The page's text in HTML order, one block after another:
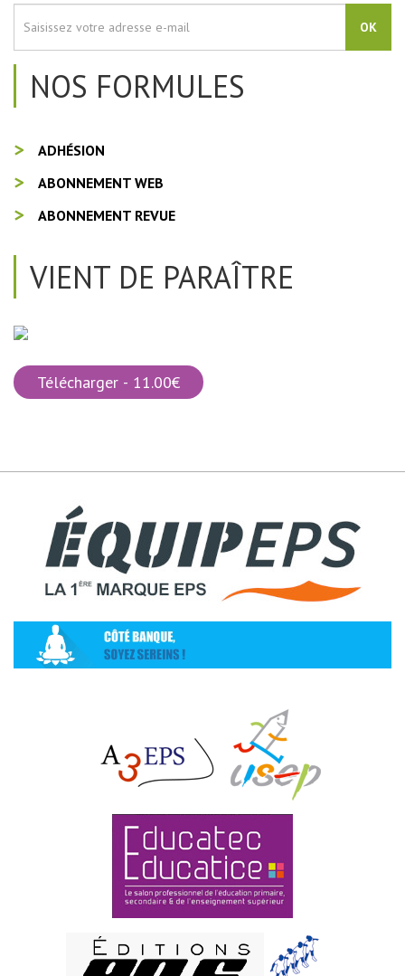
OK
NOS FORMULES
ADHÉSION
ABONNEMENT WEB
ABONNEMENT REVUE
VIENT DE PARAÎTRE
Télécharger - 11.00€